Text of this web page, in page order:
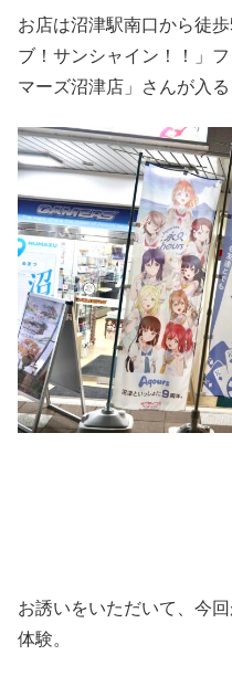
お店は沼津駅南口から徒
ブ！サンシャイン！！」
マーズ沼津店」さんが入
お誘いをいただいて、今
体験。